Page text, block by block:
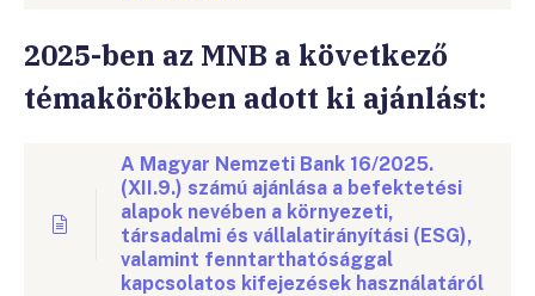
2025-ben az MNB a következő
témakörökben adott ki ajánlást:
A Magyar Nemzeti Bank 16/2025.
(XII.9.) számú ajánlása a befektetési
alapok nevében a környezeti,
társadalmi és vállalatirányítási (ESG),
valamint fenntarthatósággal
kapcsolatos kifejezések használatáról